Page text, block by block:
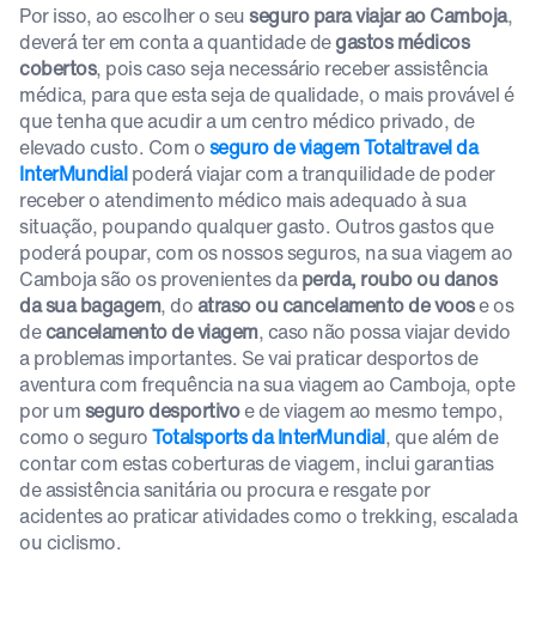
Por isso, ao escolher o seuseguro para viajar ao Camboja,
deverá ter em conta a quantidade degastos médicos
cobertos, pois caso seja necessário receber assistência
médica, para que esta seja de qualidade, o mais provável é
que tenha que acudir a um centro médico privado, de
elevado custo. Com oseguro de viagem Totaltravel da
InterMundialpoderá viajar com a tranquilidade de poder
receber o atendimento médico mais adequado à sua
situação, poupando qualquer gasto. Outros gastos que
poderá poupar, com os nossos seguros, na sua viagem ao
Camboja são os provenientes daperda, roubo ou danos
da sua bagagem, do atraso ou cancelamento de voose os
decancelamento de viagem, caso não possa viajar devido
a problemas importantes. Se vai praticar desportos de
aventura com frequência na sua viagem ao Camboja, opte
por umseguro desportivoe de viagem ao mesmo tempo,
como o seguroTotalsports da InterMundial, que além de
contar com estas coberturas de viagem, inclui garantias
de assistência sanitária ou procura e resgate por
acidentes ao praticar atividades como o trekking, escalada
ou ciclismo.